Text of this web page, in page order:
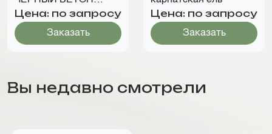
ГРАФИТ
Цена: по запросу
Заказать
Цена: по запросу
Заказать
Вы недавно смотрели